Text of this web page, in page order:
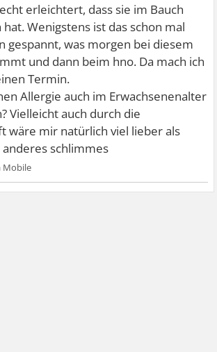
erleichtert, dass sie im Bauch
Wenigstens ist das schon mal
gespannt, was morgen bei diesem
und dann beim hno. Da mach ich
Termin.
Allergie auch im Erwachsenenalter
Vielleicht auch durch die
wäre mir natürlich viel lieber als
anderes schlimmes